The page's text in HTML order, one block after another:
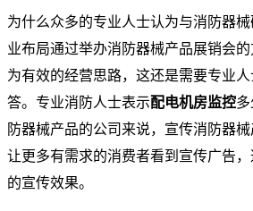
为什么众多的专业人士认为与消防器
业布局通过举办消防器械产品展销会
为有效的经营思路，这还是需要专业
答。专业消防人士表示配电机房监控
防器械产品的公司来说，宣传消防器
让更多有需求的消费者看到宣传广告
的宣传效果。